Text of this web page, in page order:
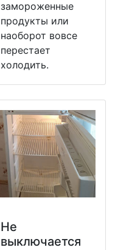
замороженные
продукты или
наоборот вовсе
перестает
холодить.
Не
выключается